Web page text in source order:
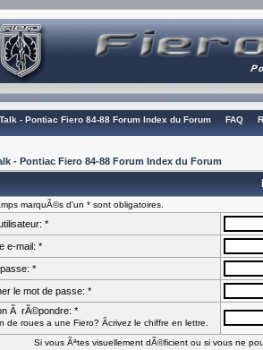
- Pontiac Fiero 84-88 Forum Index du Forum FAQ
- Pontiac Fiero 84-88 Forum Index du Forum
marquÃ©s d'un * sont obligatoires.
*
e-mail: *
*
le mot de passe: *
Ã rÃ©pondre: *
de roues a une Fiero? Ãcrivez le chiffre en lettre.
Si vous Ãªtes visuellement dÃ©ficient ou si vous ne